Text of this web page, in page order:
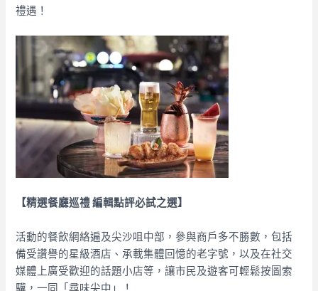
禮遇！
【精選餐廳巡禮 編輯點評必試之選】
活動的餐飲網絡遍及尖沙咀中部，參與商戶多不勝數，包括
備受讚譽的星級酒店、承載集體回憶的老字號，以及在社交
媒體上廣受歡迎的話題小店等，讓市民及遊客可輕鬆按圖索
驥，一同「尋味尖中」！